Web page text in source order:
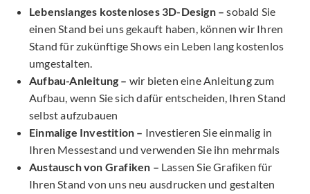
Lebenslanges kostenloses 3D-Design – sobald Sie
einen Stand bei uns gekauft haben, können wir Ihren
Stand für zukünftige Shows ein Leben lang kostenlos
umgestalten.
Aufbau-Anleitung – wir bieten eine Anleitung zum
Aufbau, wenn Sie sich dafür entscheiden, Ihren Stand
selbst aufzubauen
Einmalige Investition – Investieren Sie einmalig in
Ihren Messestand und verwenden Sie ihn mehrmals
Austausch von Grafiken – Lassen Sie Grafiken für
Ihren Stand von uns neu ausdrucken und gestalten